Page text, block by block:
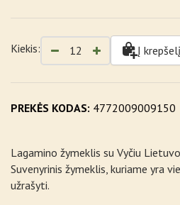
PREKĖS KODAS: 4772009009150
Lagamino žymeklis su Vyčiu
Suvenyrinis žymeklis, kuriame yra
užrašyti.
Kiekis: Į krepšelį